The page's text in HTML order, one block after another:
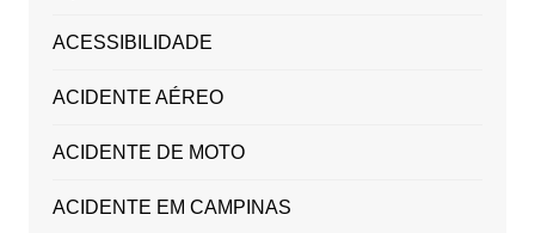
ACESSIBILIDADE
ACIDENTE AÉREO
ACIDENTE DE MOTO
ACIDENTE EM CAMPINAS